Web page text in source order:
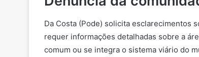
Da Costa (Pode) solicita esclarecimentos
requer informações detalhadas sobre a
comum ou se integra o sistema viário do